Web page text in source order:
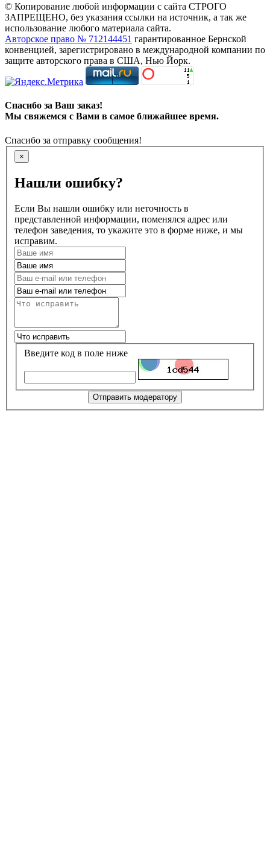
© Копирование любой информации с сайта СТРОГО
ЗАПРЕЩЕНО, без указания ссылки на источник, а так же
использование любого материала сайта.
Авторское право № 712144451 гарантированное Бернской
конвенцией, зарегистрировано в международной компании по
защите авторского права в США, Нью Йорк.
Спасибо за Ваш заказ!
Мы свяжемся с Вами в самое ближайшее время.
Спасибо за отправку сообщения!
×
Нашли ошибку?
Если Вы нашли ошибку или неточность в
представленной информации, поменялся адрес или
телефон заведения, то укажите это в форме ниже, и мы
исправим.
Введите код в поле ниже
Отправить модератору